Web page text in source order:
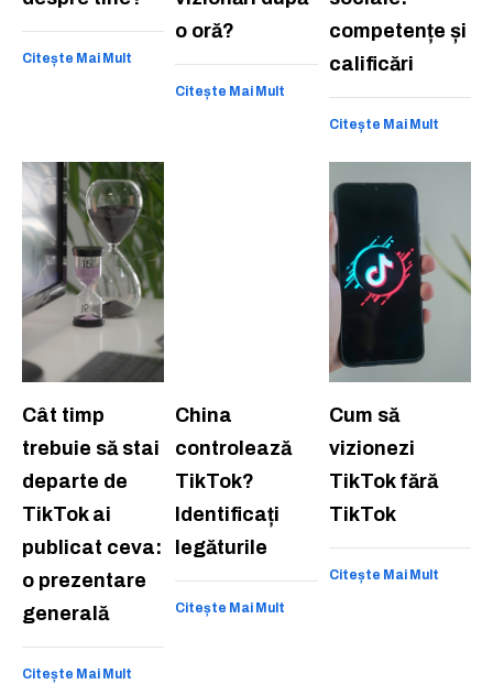
Citește Mai Mult
o oră?
Citește Mai Mult
competențe și
calificări
Citește Mai Mult
Cât timp
trebuie să stai
departe de
TikTok ai
publicat ceva:
o prezentare
generală
Citește Mai Mult
China
controlează
TikTok?
Identificați
legăturile
Citește Mai Mult
Cum să
vizionezi
TikTok fără
TikTok
Citește Mai Mult